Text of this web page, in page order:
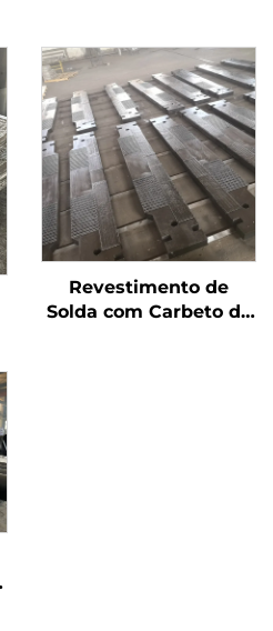
Revestimento de
Solda com Carbeto de